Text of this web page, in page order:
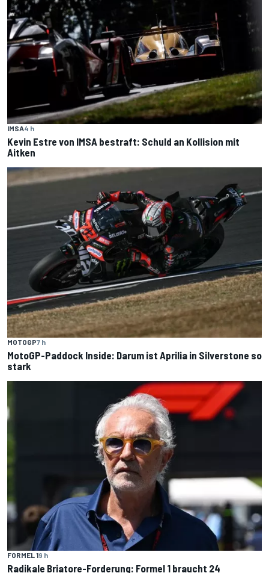
IMSA4 h
Kevin Estre von IMSA bestraft: Schuld an Kollision mit
Aitken
MOTOGP7 h
MotoGP-Paddock Inside: Darum ist Aprilia in Silverstone so
stark
FORMEL 19 h
Radikale Briatore-Forderung: Formel 1 braucht 24